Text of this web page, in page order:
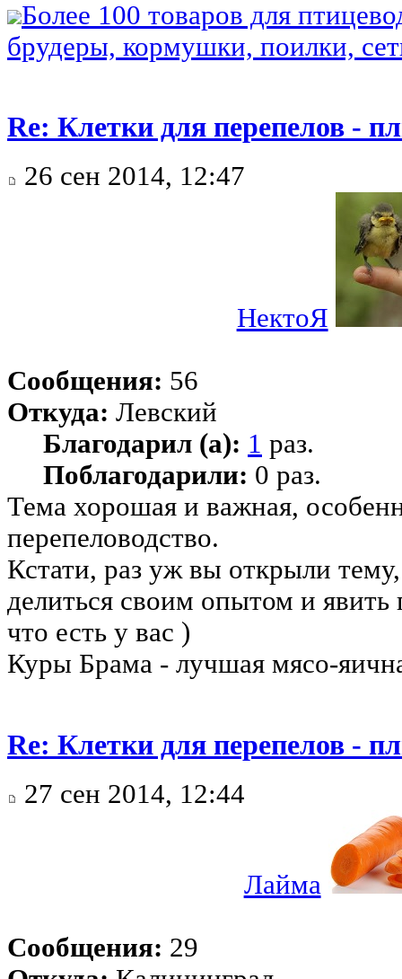
Более 100 товаров для
брудеры, кормушки, поилки,
Re: Клетки для перепелов -
26 сен 2014, 12:47
НектоЯ
Сообщения: 56
Откуда: Левский
Благодарил (а): 1 раз.
Поблагодарили: 0 раз.
Тема хорошая и важная,
перепеловодство.
Кстати, раз уж вы открыли
делиться своим опытом и
что есть у вас )
Куры Брама - лучшая мясо-
Re: Клетки для перепелов -
27 сен 2014, 12:44
Лайма
Сообщения: 29